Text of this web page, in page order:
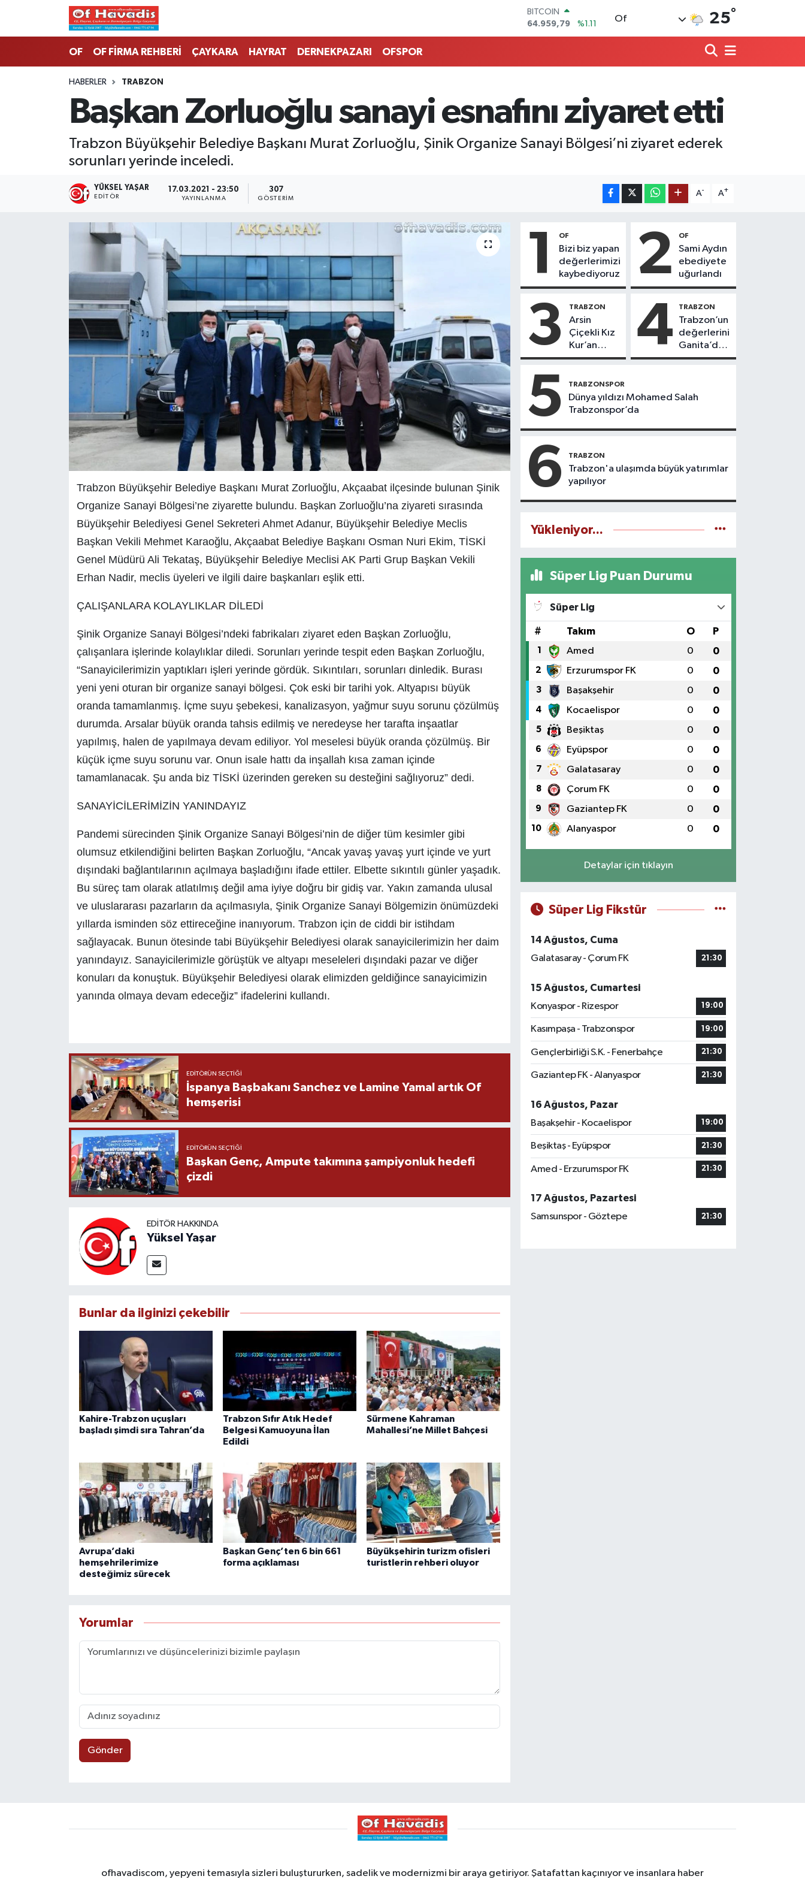
BITCOIN
64.959,79
%1.11
GRAM ALTIN
%0.03
13.779
%-14
Of 25°
OF OF FİRMA REHBERİ ÇAYKARA HAYRAT DERNEKPAZARI OFSPOR
HABERLER TRABZON
Başkan Zorluoğlu sanayi esnafını ziyaret etti
Trabzon Büyükşehir Belediye Başkanı Murat Zorluoğlu, Şinik Organize Sanayi Bölgesi’ni ziyaret ederek
sorunları yerinde inceledi.
YÜKSEL YAŞAR
EDITÖR
17.03.2021 - 23:50
YAYINLANMA
307
GÖSTERIM
A- A+
Trabzon Büyükşehir Belediye Başkanı Murat Zorluoğlu, Akçaabat ilçesinde bulunan Şinik
Organize Sanayi Bölgesi’ne ziyarette bulundu. Başkan Zorluoğlu’na ziyareti sırasında
Büyükşehir Belediyesi Genel Sekreteri Ahmet Adanur, Büyükşehir Belediye Meclis
Başkan Vekili Mehmet Karaoğlu, Akçaabat Belediye Başkanı Osman Nuri Ekim, TİSKİ
Genel Müdürü Ali Tekataş, Büyükşehir Belediye Meclisi AK Parti Grup Başkan Vekili
Erhan Nadir, meclis üyeleri ve ilgili daire başkanları eşlik etti.
ÇALIŞANLARA KOLAYLIKLAR DİLEDİ
Şinik Organize Sanayi Bölgesi’ndeki fabrikaları ziyaret eden Başkan Zorluoğlu,
çalışanlara işlerinde kolaylıklar diledi. Sorunları yerinde tespit eden Başkan Zorluoğlu,
“Sanayicilerimizin yaptıkları işleri yerinde gördük. Sıkıntıları, sorunları dinledik. Burası
yeni yeni oturan bir organize sanayi bölgesi. Çok eski bir tarihi yok. Altyapısı büyük
oranda tamamlanmış. İçme suyu şebekesi, kanalizasyon, yağmur suyu sorunu çözülmüş
durumda. Arsalar büyük oranda tahsis edilmiş ve neredeyse her tarafta inşaatlar
yapılmış, halen de yapılmaya devam ediliyor. Yol meselesi büyük oranda çözülmüş. Bir
küçük içme suyu sorunu var. Onun isale hattı da inşallah kısa zaman içinde
tamamlanacak. Şu anda biz TİSKİ üzerinden gereken su desteğini sağlıyoruz” dedi.
SANAYİCİLERİMİZİN YANINDAYIZ
Pandemi sürecinden Şinik Organize Sanayi Bölgesi’nin de diğer tüm kesimler gibi
olumsuz etkilendiğini belirten Başkan Zorluoğlu, “Ancak yavaş yavaş yurt içinde ve yurt
dışındaki bağlantılarının açılmaya başladığını ifade ettiler. Elbette sıkıntılı günler yaşadık.
Bu süreç tam olarak atlatılmış değil ama iyiye doğru bir gidiş var. Yakın zamanda ulusal
ve uluslararası pazarların da açılmasıyla, Şinik Organize Sanayi Bölgemizin önümüzdeki
yıllarda isminden söz ettireceğine inanıyorum. Trabzon için de ciddi bir istihdam
sağlayacak. Bunun ötesinde tabi Büyükşehir Belediyesi olarak sanayicilerimizin her daim
yanındayız. Sanayicilerimizle görüştük ve altyapı meseleleri dışındaki pazar ve diğer
konuları da konuştuk. Büyükşehir Belediyesi olarak elimizden geldiğince sanayicimizin
yanında olmaya devam edeceğiz” ifadelerini kullandı.
EDITÖRÜN SEÇTIĞI
İspanya Başbakanı Sanchez ve Lamine Yamal artık Of
hemşerisi
EDITÖRÜN SEÇTIĞI
Başkan Genç, Ampute takımına şampiyonluk hedefi
çizdi
EDITÖR HAKKINDA
Yüksel Yaşar
Bunlar da ilginizi çekebilir
Kahire-Trabzon uçuşları
başladı şimdi sıra Tahran’da
Trabzon Sıfır Atık Hedef
Belgesi Kamuoyuna İlan
Edildi
Sürmene Kahraman
Mahallesi’ne Millet Bahçesi
Avrupa’daki
hemşehrilerimize
desteğimiz sürecek
Başkan Genç’ten 6 bin 661
forma açıklaması
Büyükşehirin turizm ofisleri
turistlerin rehberi oluyor
Yorumlar
Gönder
1 OF
Bizi biz yapan
değerlerimizi
kaybediyoruz
2 OF
Sami Aydın
ebediyete
uğurlandı
3 TRABZON
Arsin
Çiçekli Kız
Kur’an
Kursu’nda
icazet aldı
4 TRABZON
Trabzon’un
değerlerini
Ganita’da
yaşatıyoruz
5 TRABZONSPOR
Dünya yıldızı Mohamed Salah
Trabzonspor’da
6 TRABZON
Trabzon'a ulaşımda büyük yatırımlar
yapılıyor
Yükleniyor...
Süper Lig Puan Durumu
Süper Lig
# Takım O P
1 Amed 0 0
2 Erzurumspor FK 0 0
3 Başakşehir 0 0
4 Kocaelispor 0 0
5 Beşiktaş 0 0
6 Eyüpspor 0 0
7 Galatasaray 0 0
8 Çorum FK 0 0
9 Gaziantep FK 0 0
10 Alanyaspor 0 0
Detaylar için tıklayın
Süper Lig Fikstür
14 Ağustos, Cuma
Galatasaray - Çorum FK
21:30
15 Ağustos, Cumartesi
Konyaspor - Rizespor
19:00
Kasımpaşa - Trabzonspor 19:00
Gençlerbirliği S.K. - Fenerbahçe 21:30
Gaziantep FK - Alanyaspor 21:30
16 Ağustos, Pazar
Başakşehir - Kocaelispor
19:00
Beşiktaş - Eyüpspor 21:30
Amed - Erzurumspor FK 21:30
17 Ağustos, Pazartesi
Samsunspor - Göztepe
21:30
ofhavadiscom, yepyeni temasıyla sizleri buluştururken, sadelik ve modernizmi bir araya getiriyor. Şatafattan kaçınıyor ve insanlara haber
Trabzon Nöbetçi Eczaneler
Trabzon Namaz Vakitleri
Trabzon Trafik Yoğunluk Haritası
Süper Lig Puan Durumu ve Fikstür
Tüm Manşetler
Son Dakika Haberleri